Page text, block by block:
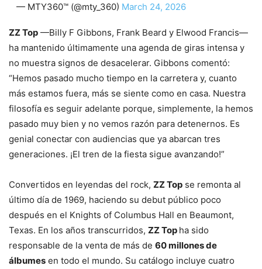
— MTY360™ (@mty_360) March 24, 2026
ZZ Top —Billy F Gibbons, Frank Beard y Elwood Francis—
ha mantenido últimamente una agenda de giras intensa y
no muestra signos de desacelerar. Gibbons comentó:
“Hemos pasado mucho tiempo en la carretera y, cuanto
más estamos fuera, más se siente como en casa. Nuestra
filosofía es seguir adelante porque, simplemente, la hemos
pasado muy bien y no vemos razón para detenernos. Es
genial conectar con audiencias que ya abarcan tres
generaciones. ¡El tren de la fiesta sigue avanzando!”
Convertidos en leyendas del rock, ZZ Top se remonta al
último día de 1969, haciendo su debut público poco
después en el Knights of Columbus Hall en Beaumont,
Texas. En los años transcurridos, ZZ Top ha sido
responsable de la venta de más de 60 millones de
álbumes en todo el mundo. Su catálogo incluye cuatro